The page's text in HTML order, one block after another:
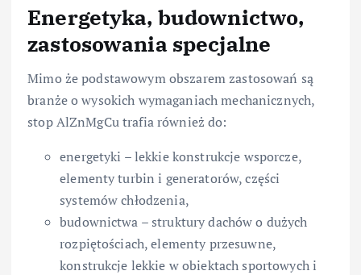
Energetyka, budownictwo,
zastosowania specjalne
Mimo że podstawowym obszarem zastosowań są
branże o wysokich wymaganiach mechanicznych,
stop AlZnMgCu trafia również do:
energetyki – lekkie konstrukcje wsporcze,
elementy turbin i generatorów, części
systemów chłodzenia,
budownictwa – struktury dachów o dużych
rozpiętościach, elementy przesuwne,
konstrukcje lekkie w obiektach sportowych i